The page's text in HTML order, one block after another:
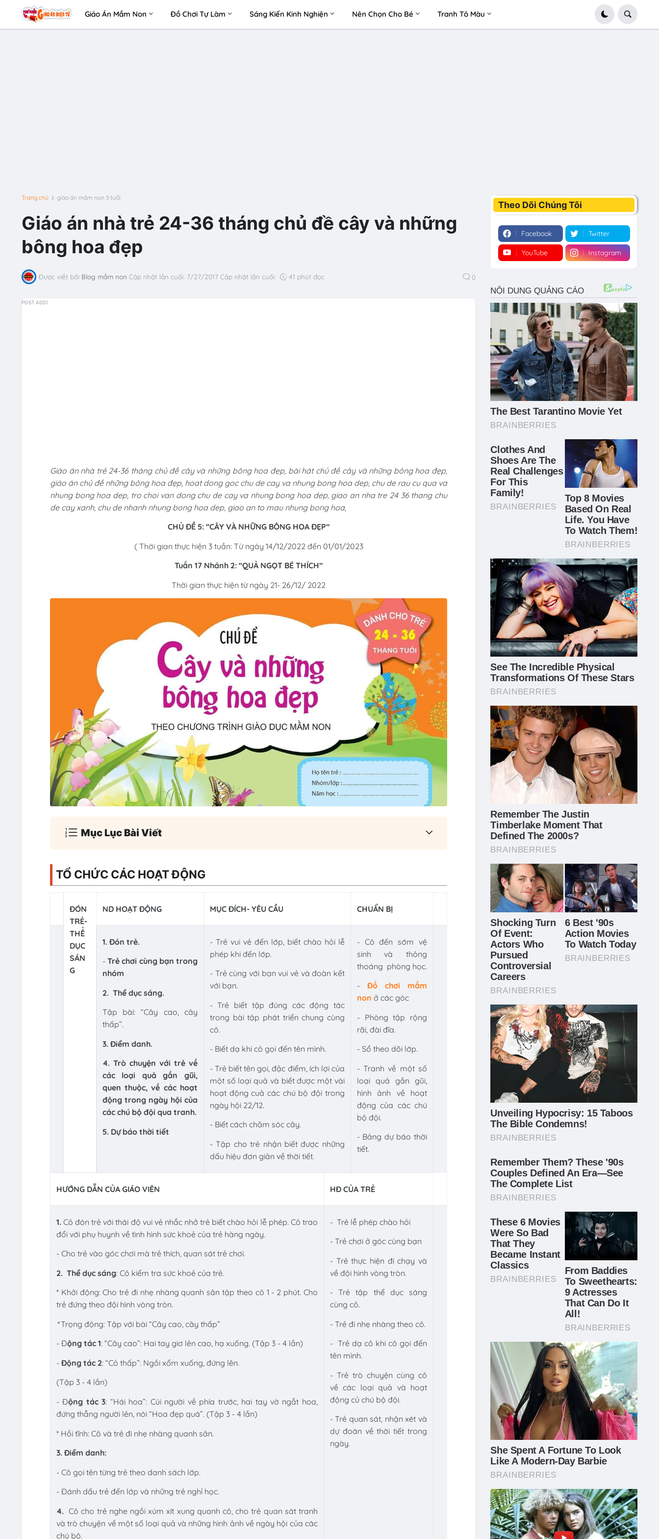
Giáo Án Mầm Non Đồ Chơi Tự Làm Sáng Kiến Kinh Nghiện Nên Chọn Cho Bé Tranh Tô Màu
Trang chủ giáo án mầm non 3 tuổi
Giáo án nhà trẻ 24-36 tháng chủ đề cây và những
bông hoa đẹp
Được viết bởi Blog mầm non Cập nhật lần cuối: 7/27/2017 Cập nhật lần cuối: 41 phút đọc 0
POST ADS1
Giáo án nhà trẻ 24-36 tháng chủ đề cây và những bông hoa đẹp, bài hát chủ đề cây và những bông hoa đẹp,
giáo án chủ đề những bông hoa đẹp, hoat dong goc chu de cay va nhung bong hoa dep, chu de rau cu qua va
nhung bong hoa dep, tro choi van dong chu de cay va nhung bong hoa dep, giao an nha tre 24 36 thang chu
de cay xanh, chu de nhanh nhung bong hoa dep, giao an to mau nhung bong hoa,
CHỦ ĐỀ 5: “CÂY VÀ NHỮNG BÔNG HOA ĐẸP”
( Thời gian thực hiện 3 tuần: Từ ngày 14/12/2022 đến 01/01/2023
Tuần 17 Nhánh 2: “QUẢ NGỌT BÉ THÍCH”
Thời gian thực hiện từ ngày 21- 26/12/ 2022
Mục Lục Bài Viết
TỔ CHỨC CÁC HOẠT ĐỘNG
ĐÓN
TRẺ-
THỂ
DỤC
SÁN
G
ND HOẠT ĐỘNG MỤC ĐÍCH- YÊU CẦU CHUẨN BỊ
1. Đón trẻ.
-Trẻ chơi cùng bạn trong
nhóm
2. Thể dục sáng.
Tập bài: “Cây cao, cây
thấp”.
3. Điểm danh.
4. Trò chuyện với trẻ về
các loại quả gần gũi,
quen thuộc, về các hoạt
động trong ngày hội của
các chú bộ đội qua tranh.
5. Dự báo thời tiết
- Trẻ vui vẻ đến lớp, biết chào hỏi lễ
phép khi đến lớp.
- Trẻ cùng với bạn vui vẻ và đoàn kết
với bạn.
- Trẻ biết tập đúng các động tác
trong bài tập phát triển chung cùng
cô.
- Biết dạ khi cô gọi đến tên mình.
- Trẻ biết tên gọi, đặc điểm, ích lợi của
một số loại quả và biết được một vài
hoạt động cuả các chú bộ đội trong
ngày hội 22/12.
- Biết cách chăm sóc cây.
- Tập cho trẻ nhận biết được những
dấu hiệu đơn giản về thời tiết.
- Cô đến sớm vệ
sinh và thông
thoáng phòng học.
- Đồ chơi mầm
non ở các góc
- Phòng tập rộng
rãi, đài đĩa.
- Sổ theo dõi lớp.
- Tranh về một số
loại quả gần gũi,
hình ảnh về hoạt
động của các chú
bộ đội.
- Bảng dự báo thời
tiết.
HƯỚNG DẪN CỦA GIÁO VIÊN HĐ CỦA TRẺ
1.Cô đón trẻ với thái độ vui vẻ nhắc nhở trẻ biết chào hỏi lễ phép. Cô trao
đổi với phụ huynh về tình hình sức khoẻ của trẻ hàng ngày.
- Cho trẻ vào góc chơi mà trẻ thích, quan sát trẻ chơi.
2. Thể dục sáng: Cô kiểm tra sức khoẻ của trẻ.
* Khởi động: Cho trẻ đi nhẹ nhàng quanh sân tập theo cô 1 - 2 phút. Cho
trẻ đứng theo đội hình vòng tròn.
*Trọng động: Tập với bài “Cây cao, cây thấp”
- Động tác 1: “Cây cao”: Hai tay giơ lên cao, hạ xuống. (Tập 3 - 4 lần)
- Động tác 2: “Cỏ thấp”: Ngồi xổm xuống, đứng lên.
(Tập 3 - 4 lần)
- Động tác 3: “Hái hoa”: Cúi người về phía trước, hai tay vờ ngắt hoa,
đứng thẳng người lên, nói “Hoa đẹp quá”. (Tập 3 - 4 lần)
* Hồi tĩnh: Cô và trẻ đi nhẹ nhàng quanh sân.
3. Điểm danh:
- Cô gọi tên từng trẻ theo danh sách lớp.
- Đánh dấu trẻ đến lớp và những trẻ nghỉ học.
4. Cô cho trẻ nghe ngồi xúm xít xung quanh cô, cho trẻ quan sát tranh
và trò chuyện về một số loại quả và những hình ảnh về ngày hội của các
chú bộ.
- Trẻ lễ phép chào hỏi
- Trẻ chơi ở góc cùng bạn
- Trẻ thực hiện đi chạy và
về đội hình vòng tròn.
- Trẻ tập thể dục sáng
cùng cô.
- Trẻ đi nhẹ nhàng theo cô.
- Trẻ dạ cô khi cô gọi đến
tên mình.
- Trẻ trò chuyện cùng cô
về các loại quả và hoạt
động củ chú bộ đội.
- Trẻ quan sát, nhận xét và
dự đoán về thời tiết trong
ngày.
Theo Dõi Chúng Tôi
Facebook Twitter
YouTube Instagram